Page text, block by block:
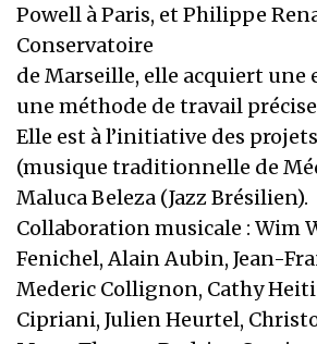
Powell à Paris, et Philippe
Conservatoire
de Marseille, elle acquiert une
une méthode de travail
Elle est à l’initiative des
(musique traditionnelle de
Maluca Beleza (Jazz Brésilien).
Collaboration musicale : Wim
Fenichel, Alain Aubin, Jean-
Mederic Collignon, Cathy
Cipriani, Julien Heurtel,